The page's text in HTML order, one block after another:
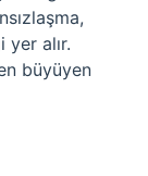
yer alır.
büyüyen